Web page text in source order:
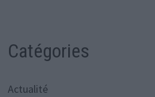
Catégories
Actualité